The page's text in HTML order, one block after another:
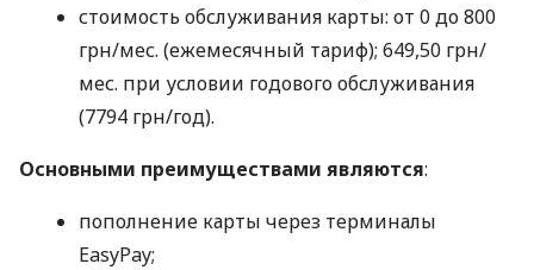
стоимость обслуживания карты: от 0 до 800
грн/мес. (ежемесячный тариф); 649,50 грн/
мес. при условии годового обслуживания
(7794 грн/год).
Основными преимуществами являются:
пополнение карты через терминалы
EasyPay;